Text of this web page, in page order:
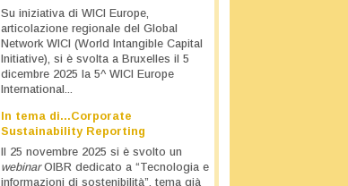
Su iniziativa di WICI Europe,
articolazione regionale del Global
Network WICI (World Intangible Capital
Initiative), si è svolta a Bruxelles il 5
dicembre 2025 la 5^ WICI Europe
International...
In tema di…Corporate
Sustainability Reporting
Il 25 novembre 2025 si è svolto un
webinarOIBR dedicato a “Tecnologia e
informazioni di sostenibilità”, tema già